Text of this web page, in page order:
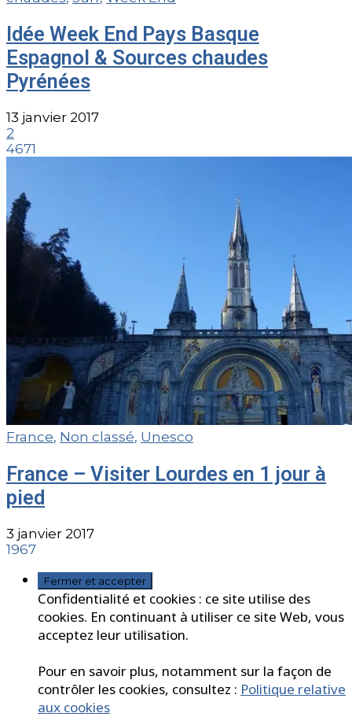
Idée Week End Pays Basque
Espagnol & Sources chaudes
Pyrénées
13 janvier 2017
2
4671
France, Non classé, Unesco
France – Visiter Lourdes en 1 jour à
pied
3 janvier 2017
1967
Confidentialité et cookies : ce site utilise des
cookies. En continuant à utiliser ce site Web, vous
acceptez leur utilisation.
Pour en savoir plus, notamment sur la façon de
contrôler les cookies, consultez : Politique relative
aux cookies